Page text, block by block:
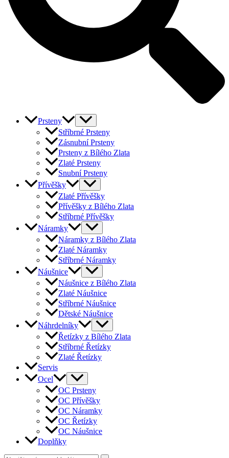
Prsteny
Stříbrné Prsteny
Zásnubní Prsteny
Prsteny z Bílého Zlata
Zlaté Prsteny
Snubní Prsteny
Přívěšky
Zlaté Přívěšky
Přívěšky z Bílého Zlata
Stříbrné Přívěšky
Náramky
Náramky z Bílého Zlata
Zlaté Náramky
Stříbrné Náramky
Náušnice
Náušnice z Bílého Zlata
Zlaté Náušnice
Stříbrné Náušnice
Dětské Náušnice
Náhrdelníky
Řetízky z Bílého Zlata
Stříbrné Řetízky
Zlaté Řetízky
Servis
Ocel
OC Prsteny
OC Přívěšky
OC Náramky
OC Řetízky
OC Náušnice
Doplňky